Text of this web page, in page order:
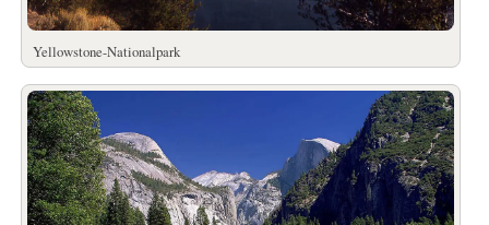
Yellowstone-Nationalpark